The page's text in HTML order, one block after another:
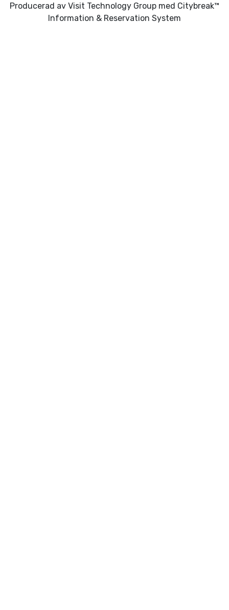
Producerad av Visit Technology Group med Citybreak™
Information & Reservation System